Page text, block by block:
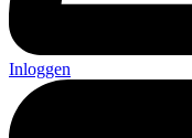
Inloggen